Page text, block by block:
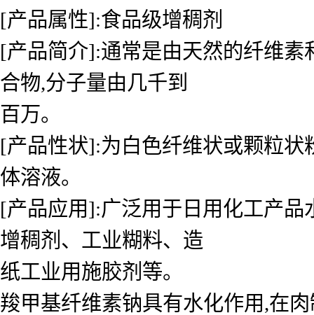
[产品属性]:食品级增稠剂
[产品简介]:通常是由天然的纤维
合物,分子量由几千到
百万。
[产品性状]:为白色纤维状或颗粒
体溶液。
[产品应用]:广泛用于日用化工产
增稠剂、工业糊料、造
纸工业用施胶剂等。
羧甲基纤维素钠具有水化作用,在